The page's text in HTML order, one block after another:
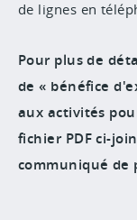
de lignes en
Pour plus de
de « bénéfice
aux activités
fichier PDF ci-
communiqué de